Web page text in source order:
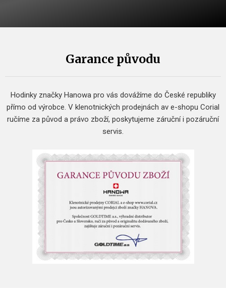
Garance původu
Hodinky značky Hanowa pro vás dovážíme do České republiky
přímo od výrobce. V klenotnických prodejnách av e-shopu Corial
ručíme za původ a právo zboží, poskytujeme záruční i pozáruční
servis.